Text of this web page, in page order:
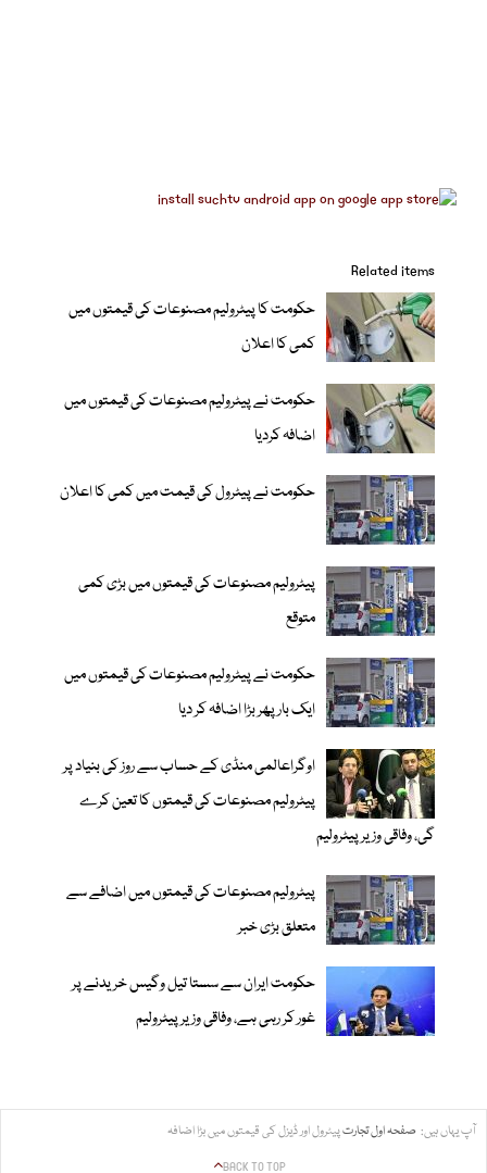
Related items
حکومت کا پیٹرولیم مصنوعات کی قیمتوں میں
کمی کا اعلان
حکومت نے پیٹرولیم مصنوعات کی قیمتوں میں
اضافہ کردیا
حکومت نے پیٹرول کی قیمت میں کمی کا اعلان
پیٹرولیم مصنوعات کی قیمتوں میں بڑی کمی
متوقع
حکومت نے پیٹرولیم مصنوعات کی قیمتوں میں
ایک بار پھر بڑا اضافہ کر دیا
اوگراعالمی منڈی کے حساب سے روز کی بنیاد پر
پیٹرولیم مصنوعات کی قیمتوں کا تعین کرے
گی، وفاقی وزیر پیٹرولیم
پیٹرولیم مصنوعات کی قیمتوں میں اضافے سے
متعلق بڑی خبر
حکومت ایران سے سستا تیل وگیس خریدنے پر
غور کر رہی ہے، وفاقی وزیر پیٹرولیم
آپ یہاں ہیں: صفحہ اولتجارتپیٹرول اور ڈیزل کی قیمتوں میں بڑا اضافہ
BACK TO TOP